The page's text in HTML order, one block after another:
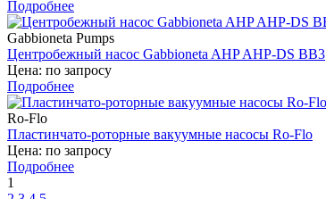
Подробнее
Gabbioneta Pumps
Центробежный насос Gabbioneta AHP AHP-DS BB3
Цена: по запросу
Подробнее
Ro-Flo
Пластинчато-роторные вакуумные насосы Ro-Flo
Цена: по запросу
Подробнее
1